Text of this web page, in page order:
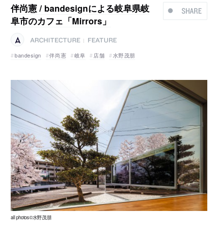
SHARE
伴尚憲 / bandesignによる岐阜県岐
阜市のカフェ「Mirrors」
ARCHITECTURE
FEATURE
bandesign
伴尚憲 岐阜 店舗 水野茂朋
all photos©水野茂朋